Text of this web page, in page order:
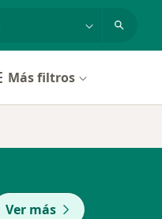
Más filtros
Ver más